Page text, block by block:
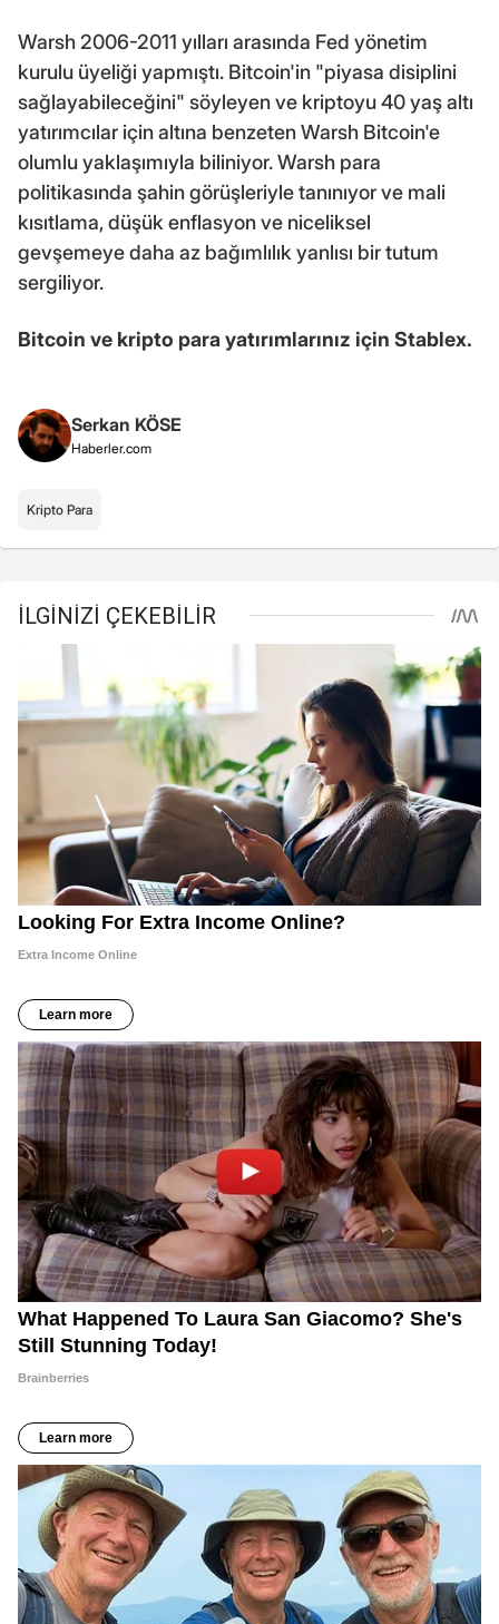
Warsh 2006-2011 yılları arasında Fed yönetim
kurulu üyeliği yapmıştı. Bitcoin'in "piyasa disiplini
sağlayabileceğini" söyleyen ve kriptoyu 40 yaş altı
yatırımcılar için altına benzeten Warsh Bitcoin'e
olumlu yaklaşımıyla biliniyor. Warsh para
politikasında şahin görüşleriyle tanınıyor ve mali
kısıtlama, düşük enflasyon ve niceliksel
gevşemeye daha az bağımlılık yanlısı bir tutum
sergiliyor.
Bitcoin ve kripto para yatırımlarınız için Stablex.
Serkan KÖSE
Haberler.com
Kripto Para